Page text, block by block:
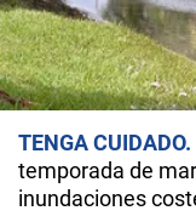
TENGA CUIDADO
temporada de
inundaciones